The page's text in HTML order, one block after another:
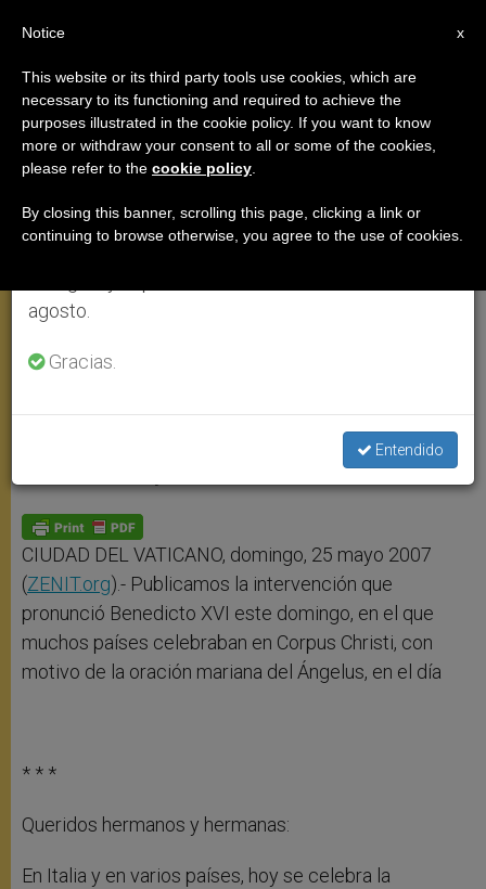
Benedicto XVI: "La Eucaristía es
escuela de caridad y de
solidaridad"
Intervención en el Ángelus del Corpus
W
s
p
p
M
e
g
e
r
F
b
o
k
T
t
S
e
CIUDAD DEL VATICANO, domingo, 25 mayo 2007
(ZENIT.org).- Publicamos la intervención que
pronunció Benedicto XVI este domingo, en el que
muchos países celebraban en Corpus Christi, con
motivo de la oración mariana del Ángelus, en el día
* * *
Queridos hermanos y hermanas:
En Italia y en varios países, hoy se celebra la
×
Aviso importante
Del 27 de julio al 7 de agosto haremos la pausa
anual, aprovechando que en el periodo de verano
se generan menos informaciones y también el
agosto.
Gracias.
Entendido
x
Notice
This website or its third party tools use cookies, which are
necessary to its functioning and required to achieve the
purposes illustrated in the cookie policy. If you want to know
more or withdraw your consent to all or some of the cookies,
please refer to the cookie policy
By closing this banner, scrolling this page, clicking a link or
continuing to browse otherwise, you agree to the use of cookies.